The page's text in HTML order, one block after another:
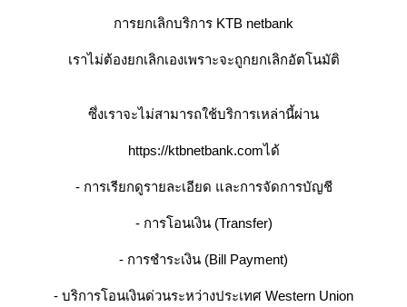
การยกเลิกบริการ KTB netbank
เราไม่ต้องยกเลิกเองเพราะจะถูกยกเลิกอัตโนมัติ
ซึ่งเราจะไม่สามารถใช้บริการเหล่านี้ผ่าน
https://ktbnetbank.comได้
- การเรียกดูรายละเอียด และการจัดการบัญชี
- การโอนเงิน (Transfer)
- การชำระเงิน (Bill Payment)
- บริการโอนเงินด่วนระหว่างประเทศ Western Union